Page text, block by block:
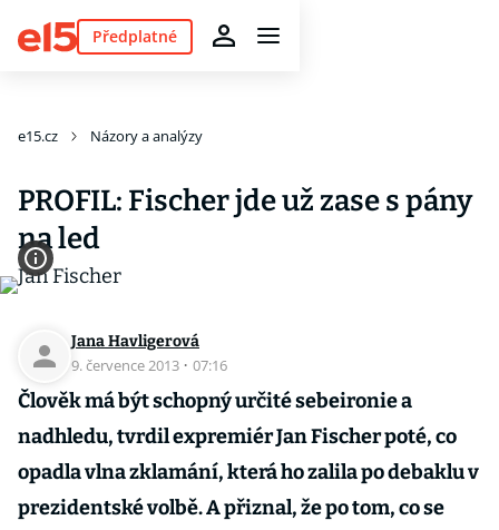
Předplatné
e15.cz Názory a analýzy
PROFIL: Fischer jde už zase s pány
na led
Jana Havligerová
9. července 2013 · 07:16
Člověk má být schopný určité sebeironie a
nadhledu, tvrdil expremiér Jan Fischer poté, co
opadla vlna zklamání, která ho zalila po debaklu v
prezidentské volbě. A přiznal, že po tom, co se